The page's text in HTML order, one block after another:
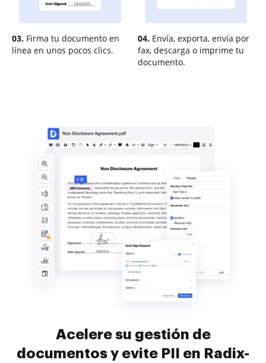
03. Firma tu documento en
línea en unos pocos clics.
04. Envía, exporta, envía por
fax, descarga o imprime tu
documento.
Acelere su gestión de
documentos y evite PII en Radix-